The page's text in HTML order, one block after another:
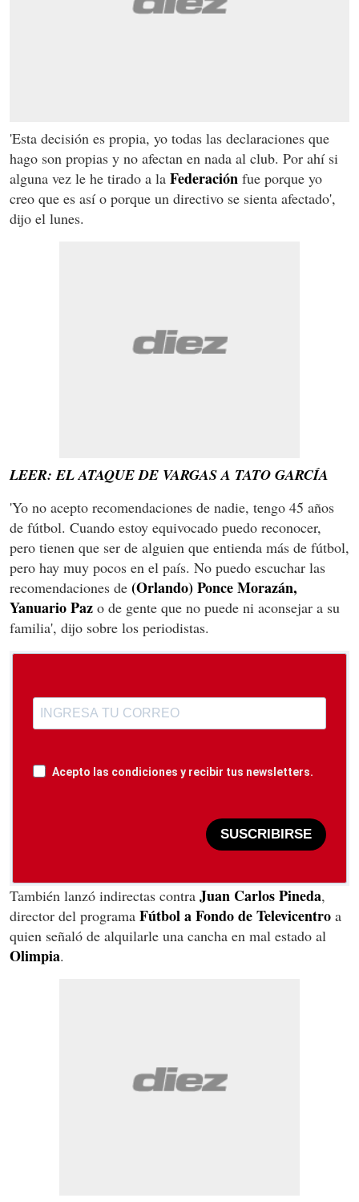
'Esta decisión es propia, yo todas las declaraciones que
hago son propias y no afectan en nada al club. Por ahí si
alguna vez le he tirado a la Federación fue porque yo
creo que es así o porque un directivo se sienta afectado',
dijo el lunes.
LEER: EL ATAQUE DE VARGAS A TATO GARCÍA
'Yo no acepto recomendaciones de nadie, tengo 45 años
de fútbol. Cuando estoy equivocado puedo reconocer,
pero tienen que ser de alguien que entienda más de fútbol,
pero hay muy pocos en el país. No puedo escuchar las
recomendaciones de (Orlando) Ponce Morazán,
Yanuario Paz o de gente que no puede ni aconsejar a su
familia', dijo sobre los periodistas.
Acepto las condiciones y recibir tus newsletters.
SUSCRIBIRSE
También lanzó indirectas contra Juan Carlos Pineda,
director del programa Fútbol a Fondo de Televicentro a
quien señaló de alquilarle una cancha en mal estado al
Olimpia.